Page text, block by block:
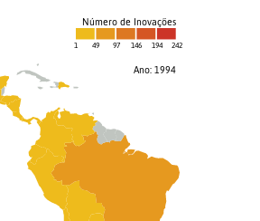
Número de Inovações
1 49 97 146 194 242
Ano: 1994